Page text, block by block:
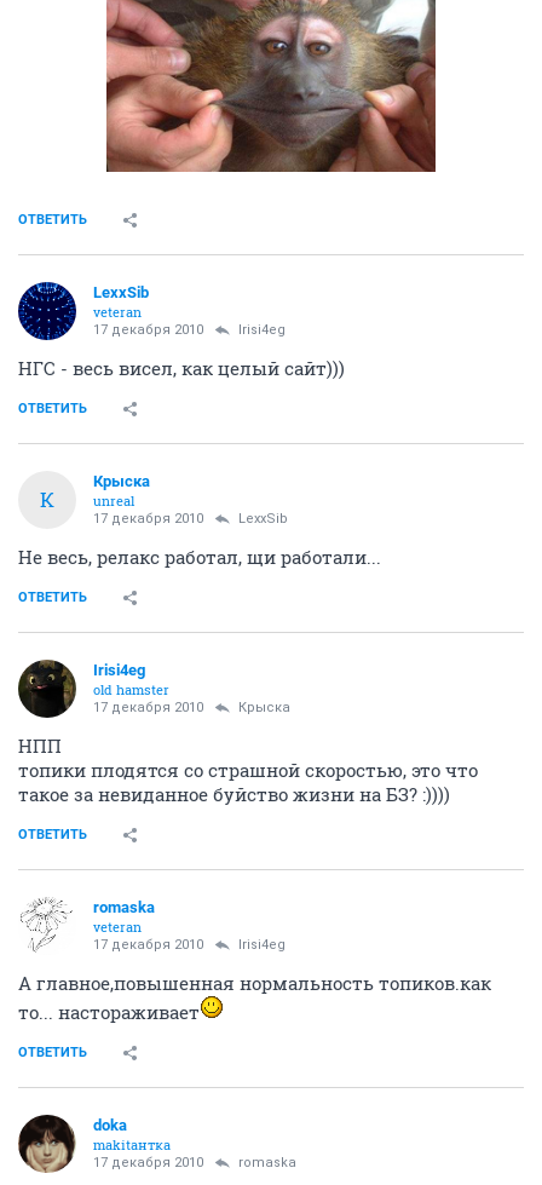
ОТВЕТИТЬ
LexxSib
veteran
17 декабря 2010 Irisi4eg
НГС - весь висел, как целый сайт)))
ОТВЕТИТЬ
К
Крыска
unreal
17 декабря 2010 LexxSib
Не весь, релакс работал, щи работали...
ОТВЕТИТЬ
Irisi4eg
old hamster
17 декабря 2010 Крыска
НПП
топики плодятся со страшной скоростью, это что
такое за невиданное буйство жизни на БЗ? :))))
ОТВЕТИТЬ
romaska
veteran
17 декабря 2010 Irisi4eg
А главное,повышенная нормальность топиков.как
то... настораживает
ОТВЕТИТЬ
doka
makitaнтка
17 декабря 2010 romaska